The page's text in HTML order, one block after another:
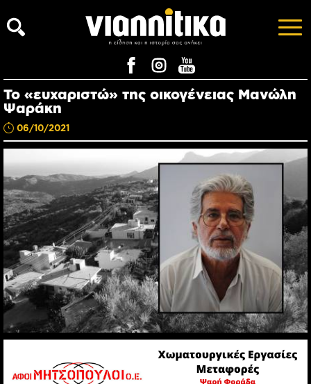
Το «ευχαριστώ» της οικογένειας Μανώλη
Ψαράκη
06/10/2021